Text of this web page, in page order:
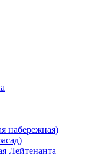
набережная)
Лейтенанта